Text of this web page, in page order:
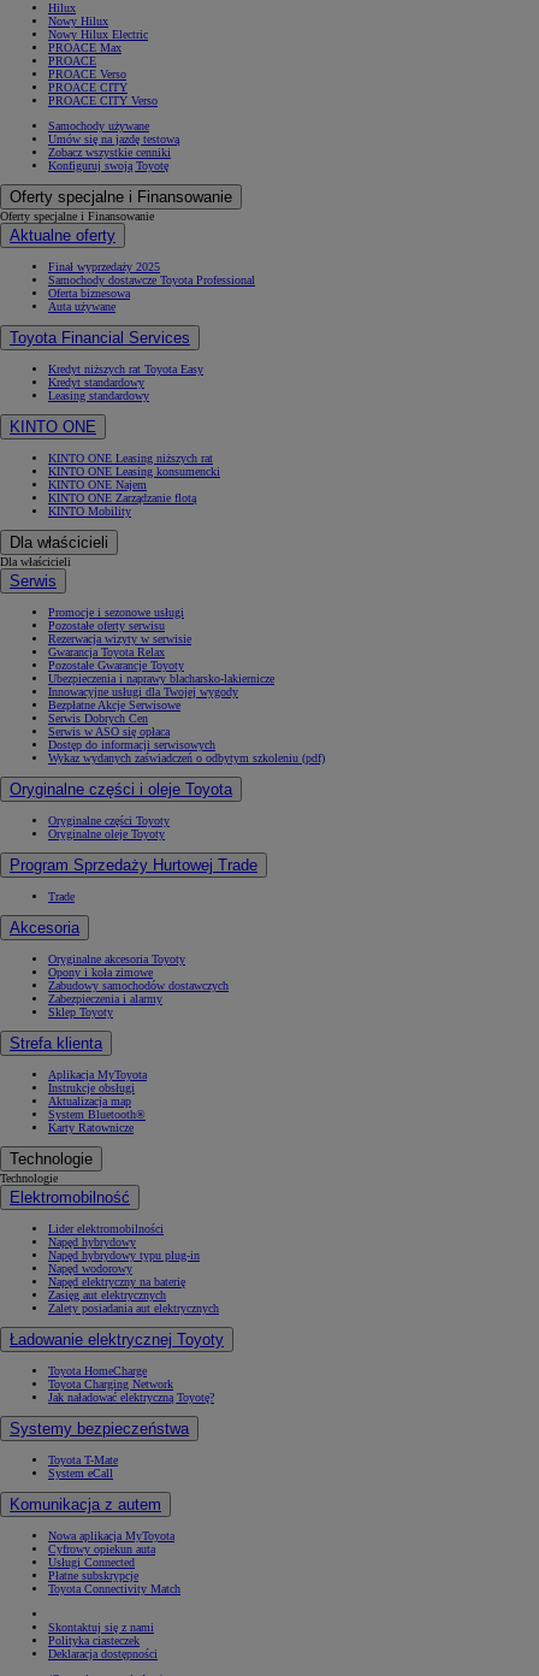
Hilux
Nowy Hilux
Nowy Hilux Electric
PROACE Max
PROACE
PROACE Verso
PROACE CITY
PROACE CITY Verso
Samochody używane
Umów się na jazdę testową
Zobacz wszystkie cenniki
Konfiguruj swoją Toyotę
Oferty specjalne i Finansowanie
Oferty specjalne i Finansowanie
Aktualne oferty
Finał wyprzedaży 2025
Samochody dostawcze Toyota Professional
Oferta biznesowa
Auta używane
Toyota Financial Services
Kredyt niższych rat Toyota Easy
Kredyt standardowy
Leasing standardowy
KINTO ONE
KINTO ONE Leasing niższych rat
KINTO ONE Leasing konsumencki
KINTO ONE Najem
KINTO ONE Zarządzanie flotą
KINTO Mobility
Dla właścicieli
Dla właścicieli
Serwis
Promocje i sezonowe usługi
Pozostałe oferty serwisu
Rezerwacja wizyty w serwisie
Gwarancja Toyota Relax
Pozostałe Gwarancje Toyoty
Ubezpieczenia i naprawy blacharsko-lakiernicze
Innowacyjne usługi dla Twojej wygody
Bezpłatne Akcje Serwisowe
Serwis Dobrych Cen
Serwis w ASO się opłaca
Dostęp do informacji serwisowych
Wykaz wydanych zaświadczeń o odbytym szkoleniu (pdf)
Oryginalne części i oleje Toyota
Oryginalne części Toyoty
Oryginalne oleje Toyoty
Program Sprzedaży Hurtowej Trade
Trade
Akcesoria
Oryginalne akcesoria Toyoty
Opony i koła zimowe
Zabudowy samochodów dostawczych
Zabezpieczenia i alarmy
Sklep Toyoty
Strefa klienta
Aplikacja MyToyota
Instrukcje obsługi
Aktualizacja map
System Bluetooth®
Karty Ratownicze
Technologie
Technologie
Elektromobilność
Lider elektromobilności
Napęd hybrydowy
Napęd hybrydowy typu plug-in
Napęd wodorowy
Napęd elektryczny na baterię
Zasięg aut elektrycznych
Zalety posiadania aut elektrycznych
Ładowanie elektrycznej Toyoty
Toyota HomeCharge
Toyota Charging Network
Jak naładować elektryczną Toyotę?
Systemy bezpieczeństwa
Toyota T-Mate
System eCall
Komunikacja z autem
Nowa aplikacja MyToyota
Cyfrowy opiekun auta
Usługi Connected
Płatne subskrypcje
Toyota Connectivity Match
Skontaktuj się z nami
Polityka ciasteczek
Deklaracja dostępności